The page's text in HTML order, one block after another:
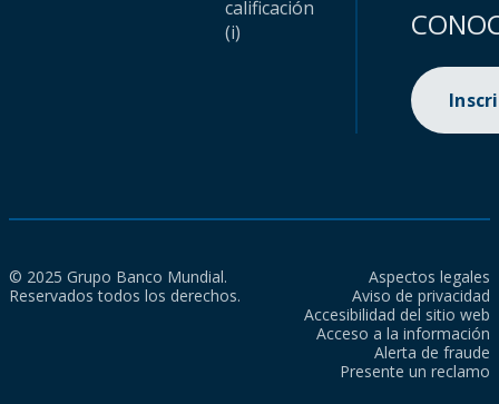
calificación
(i)
© 2025 Grupo Banco Mundial.
Reservados todos los derechos.
Aspectos legales
Aviso de privacidad
Accesibilidad del sitio web
Acceso a la información
Alerta de fraude
Presente un reclamo